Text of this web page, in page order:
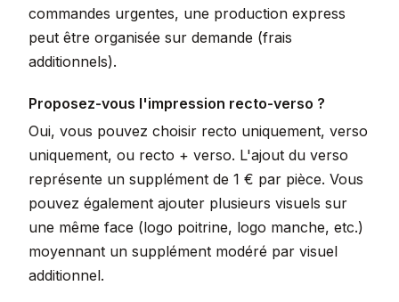
commandes urgentes, une production express
peut être organisée sur demande (frais
additionnels).
Proposez-vous l'impression recto-verso ?
Oui, vous pouvez choisir recto uniquement, verso
uniquement, ou recto + verso. L'ajout du verso
représente un supplément de 1 € par pièce. Vous
pouvez également ajouter plusieurs visuels sur
une même face (logo poitrine, logo manche, etc.)
moyennant un supplément modéré par visuel
additionnel.